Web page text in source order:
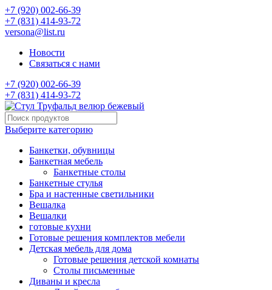
+7 (920) 002-66-39
+7 (831) 414-93-72
versona@list.ru
Новости
Связаться с нами
+7 (920) 002-66-39
+7 (831) 414-93-72
Выберите категорию
Банкетки, обувницы
Банкетная мебель
Банкетные столы
Банкетные стулья
Бра и настенные светильники
Вешалка
Вешалки
готовые кухни
Готовые решения комплектов мебели
Детская мебель для дома
Готовые решения детской комнаты
Столы письменные
Диваны и кресла